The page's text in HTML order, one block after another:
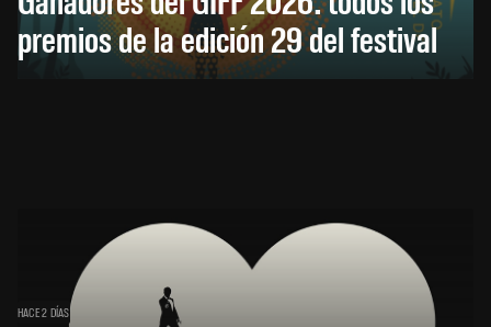
premios de la edición 29 del festival
HACE 2 DÍAS